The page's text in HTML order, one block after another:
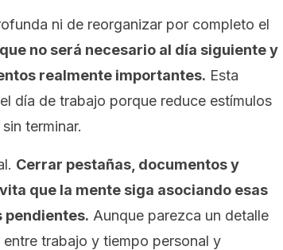
ni de reorganizar por completo el
no será necesario al día siguiente y
realmente importantes. Esta
día de trabajo porque reduce estímulos
terminar.
Cerrar pestañas, documentos y
que la mente siga asociando esas
pendientes. Aunque parezca un detalle
trabajo y tiempo personal y